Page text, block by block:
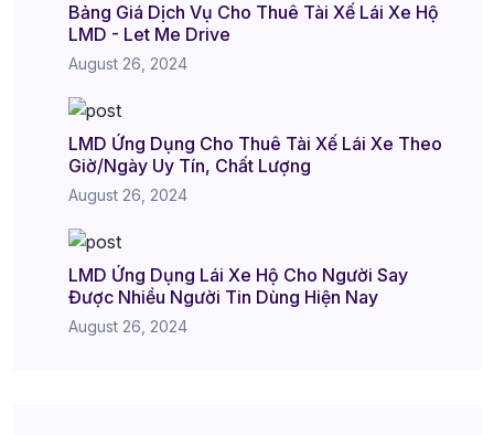
Bảng Giá Dịch Vụ Cho Thuê Tài Xế Lái Xe Hộ
LMD - Let Me Drive
August 26, 2024
LMD Ứng Dụng Cho Thuê Tài Xế Lái Xe Theo
Giờ/Ngày Uy Tín, Chất Lượng
August 26, 2024
LMD Ứng Dụng Lái Xe Hộ Cho Người Say
Được Nhiều Người Tin Dùng Hiện Nay
August 26, 2024